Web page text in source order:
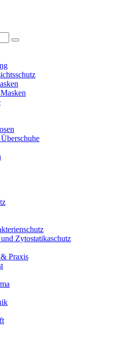
Zytostatikaschutz
Praxis